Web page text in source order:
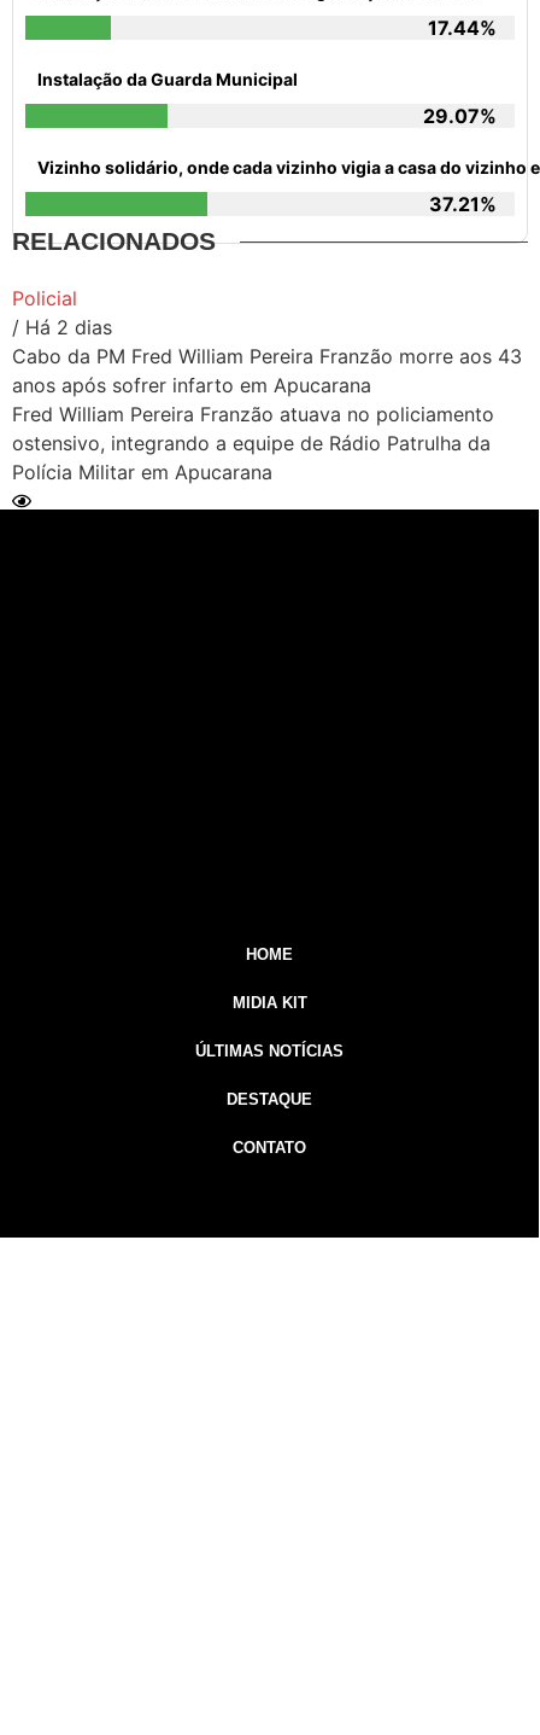
17.44%
Instalação da Guarda Municipal
29.07%
Vizinho solidário, onde cada vizinho vigia a casa do vizinho
37.21%
RELACIONADOS
Policial
/ Há 2 dias
Cabo da PM Fred William Pereira Franzão morre aos 43
anos após sofrer infarto em Apucarana
Fred William Pereira Franzão atuava no policiamento
ostensivo, integrando a equipe de Rádio Patrulha da
Polícia Militar em Apucarana
HOME
MIDIA KIT
ÚLTIMAS NOTÍCIAS
DESTAQUE
CONTATO